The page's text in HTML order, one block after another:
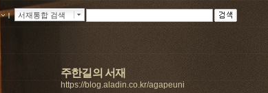
ｌ 서재통합 검색
주한길의 서재
https://blog.aladin.co.kr/agapeuni